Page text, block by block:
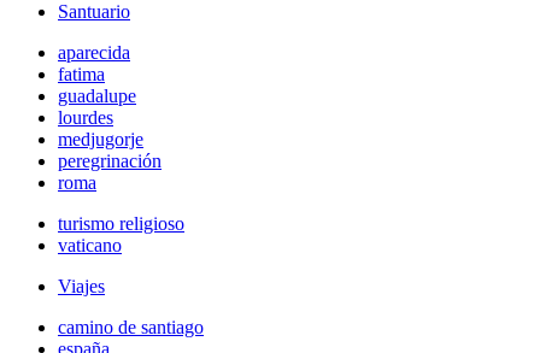
Santuario
aparecida
fatima
guadalupe
lourdes
medjugorje
peregrinación
roma
turismo religioso
vaticano
Viajes
camino de santiago
españa